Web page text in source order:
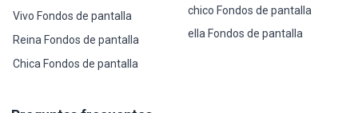
Vivo Fondos de pantalla
Reina Fondos de pantalla
Chica Fondos de pantalla
chico Fondos de pantalla
ella Fondos de pantalla